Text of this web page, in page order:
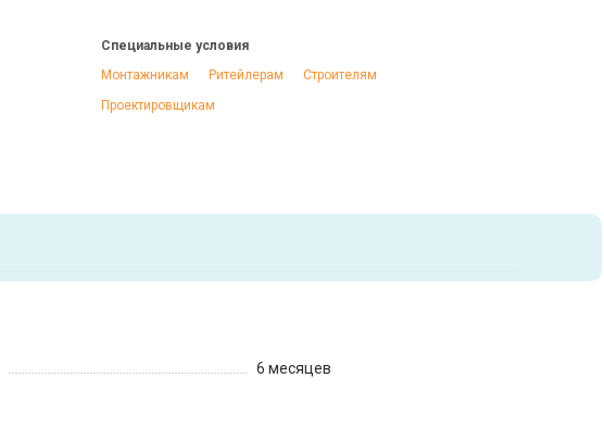
Специальные условия
Монтажникам
Ритейлерам
Строителям
Проектировщикам
6 месяцев